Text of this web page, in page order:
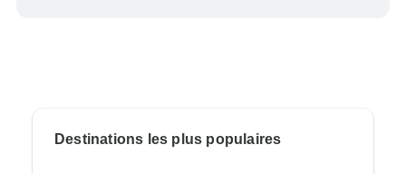
Destinations les plus populaires